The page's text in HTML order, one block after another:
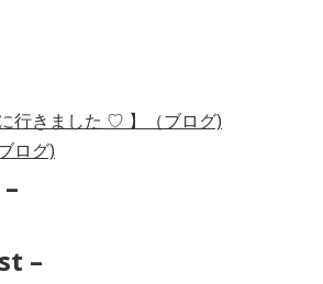
行きました ♡ 】（ブログ)
ログ)
–